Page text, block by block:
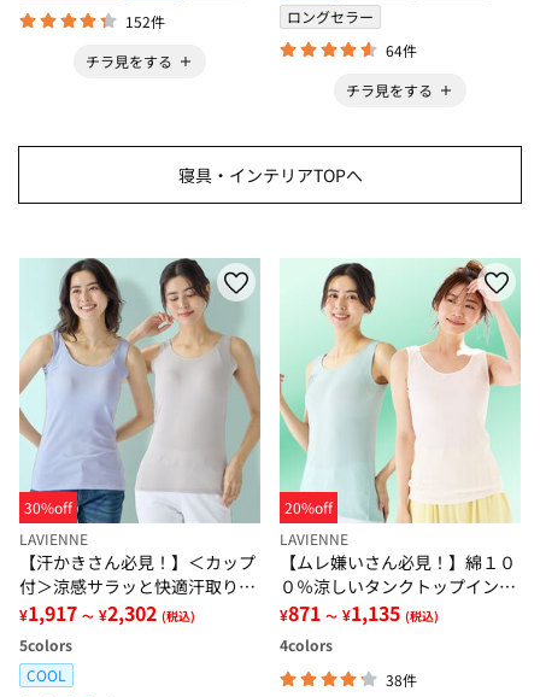
152件
チラ見をする
ロングセラー
64件
チラ見をする
寝具・インテリアTOPへ
30%off
LAVIENNE
【汗かきさん必見！】＜カップ
付＞涼感サラッと快適汗取りタ
ンクトップインナー＜さらりラ
ボ＞
¥1,917 ～ ¥2,302 (税込)
5colors
COOL
20%off
LAVIENNE
【ムレ嫌いさん必見！】綿１０
０％涼しいタンクトップインナ
ー＜さらりラボ＞
¥871 ～ ¥1,135 (税込)
4colors
38件